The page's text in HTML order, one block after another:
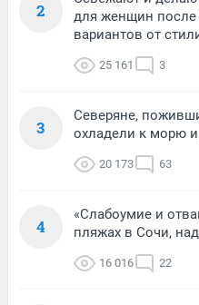
2
для женщин после
вариантов от
25 161 3
3
Северяне,
охладели к морю
20 173 63
4
«Слабоумие и
пляжах в Сочи,
16 016 22